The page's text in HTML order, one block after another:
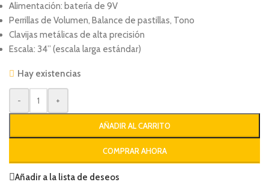
Alimentación: batería de 9V
Perrillas de Volumen, Balance de pastillas, Tono
Clavijas metálicas de alta precisión
Escala: 34” (escala larga estándar)
Hay existencias
- +
AÑADIR AL CARRITO
COMPRAR AHORA
Añadir a la lista de deseos